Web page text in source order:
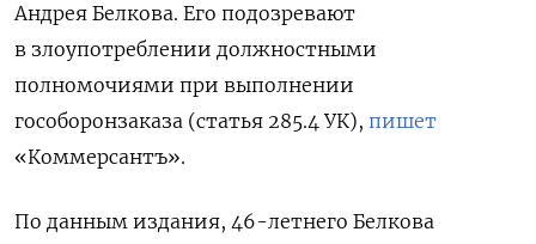
Андрея Белкова. Его подозревают
в злоупотреблении должностными
полномочиями при выполнении
гособоронзаказа (статья 285.4 УК), пишет
«Коммерсантъ».
По данным издания, 46-летнего Белкова